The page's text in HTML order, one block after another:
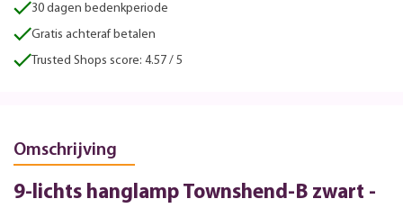
30 dagen bedenkperiode
Gratis achteraf betalen
Trusted Shops score: 4.57 / 5
Omschrijving
9-lichts hanglamp Townshend-B zwart -